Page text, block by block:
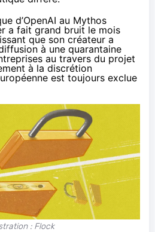
d’OpenAI au Mythos
a fait grand bruit le mois
que son créateur a
à une quarantaine
au travers du projet
à la discrétion
est toujours exclue
: Flock